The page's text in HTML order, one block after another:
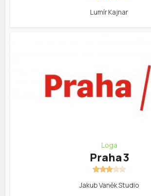
Lumír Kajnar
Loga
Praha 3
Jakub Vaněk Studio